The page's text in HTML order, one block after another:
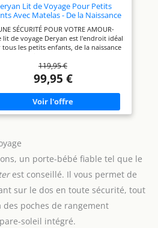
Lit de Voyage Pour Petits
Avec Matelas - De la Naissance
4,5 ans - Tente Bébé Pop-Up
en 2 Secondes - Moustiquaire
de Voyage Inclus - 136x84x62cm
(Noir)
SÉCURITÉ POUR VOTRE AMOUR-
lit de voyage Deryan est l'endroit idéal
les petits enfants, de la naissance
et demi, pour se reposer pendant
déplacements. Le lit pour bébé certifié
est livré avec un sac de transport
pour que vous puissiez
partout où vous en avez besoin.
PROTECTION UV & MOUSTIQUAIRE -
des enfants qui utilisent nos
est très importante pour nous. C'est
supplémentaires comme
moustiquaire et une protection
contre les UV. Votre enfant
est ainsi protégé de toutes sortes
avoir l'esprit tranquille. ● COMPACT
EN MOINS DE 2 MINUTES - Avec
de 2,4 kg et des dimensions de 45 x
cm lorsqu'il n'est pas monté, ce lit de
119,95 €
99,95 €
un porte-bébé fiable tel que le
est conseillé. Il vous permet de
sur le dos en toute sécurité, tout
des poches de rangement
soleil intégré.